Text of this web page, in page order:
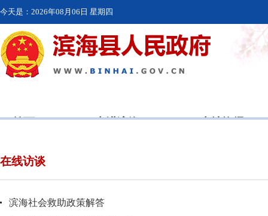
今天是： 2026年08月06日 星期四
首页 走进滨海 本地资讯
在线访谈
滨海社会救助政策解答